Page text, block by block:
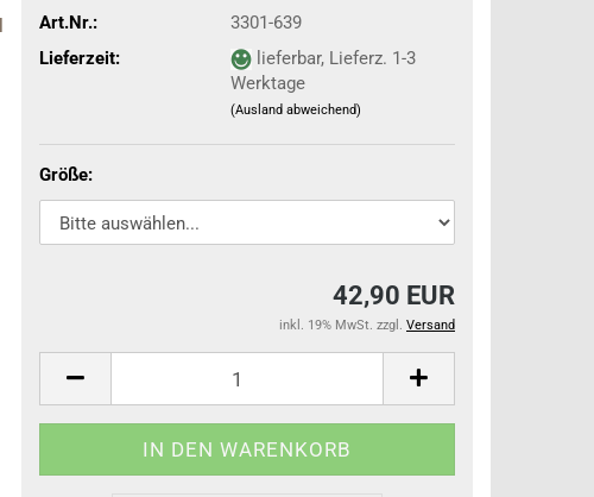
Art.Nr.:
3301-639
Lieferzeit:
lieferbar, Lieferz. 1-3
Werktage
(Ausland abweichend)
Größe:
42,90 EUR
inkl. 19% MwSt. zzgl. Versand